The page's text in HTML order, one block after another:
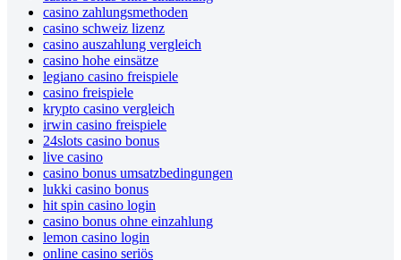
casino zahlungsmethoden
casino schweiz lizenz
casino auszahlung vergleich
casino hohe einsätze
legiano casino freispiele
casino freispiele
krypto casino vergleich
irwin casino freispiele
24slots casino bonus
live casino
casino bonus umsatzbedingungen
lukki casino bonus
hit spin casino login
casino bonus ohne einzahlung
lemon casino login
online casino seriös